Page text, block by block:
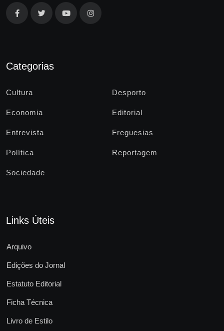
Categorias
Cultura Desporto
Economia Editorial
Entrevista Freguesias
Política Reportagem
Sociedade
Links Úteis
Arquivo
Edições do Jornal
Estatuto Editorial
Ficha Técnica
Livro de Estilo